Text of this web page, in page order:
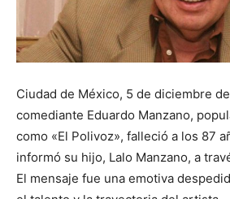
Ciudad de México, 5 de diciembre
comediante Eduardo Manzano,
como «El Polivoz», falleció a los 87
informó su hijo, Lalo Manzano, a
El mensaje fue una emotiva